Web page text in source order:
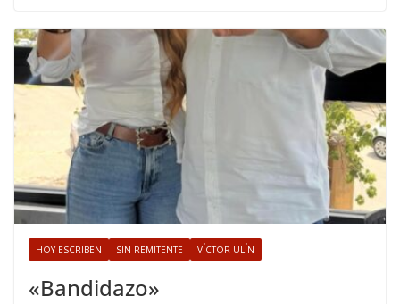
HOY ESCRIBEN SIN REMITENTE VÍCTOR ULÍN
«Bandidazo»